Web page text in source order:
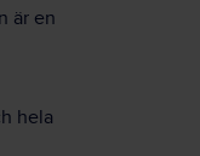
är en
hela